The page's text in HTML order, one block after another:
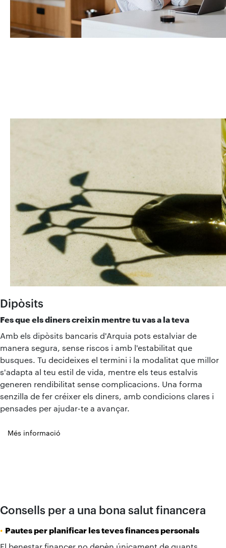
Dipòsits
Fes que els diners creixin mentre tu vas a la teva
Amb els dipòsits bancaris d'Arquia pots estalviar de
manera segura, sense riscos i amb l'estabilitat que
busques. Tu decideixes el termini i la modalitat que millor
s'adapta al teu estil de vida, mentre els teus estalvis
generen rendibilitat sense complicacions. Una forma
senzilla de fer créixer els diners, amb condicions clares i
pensades per ajudar-te a avançar.
Més informació
Consells per a una bona salut financera
• Pautes per planificar les teves finances personals